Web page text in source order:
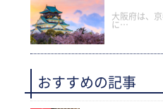
大阪府は、
に…
おすすめの記事